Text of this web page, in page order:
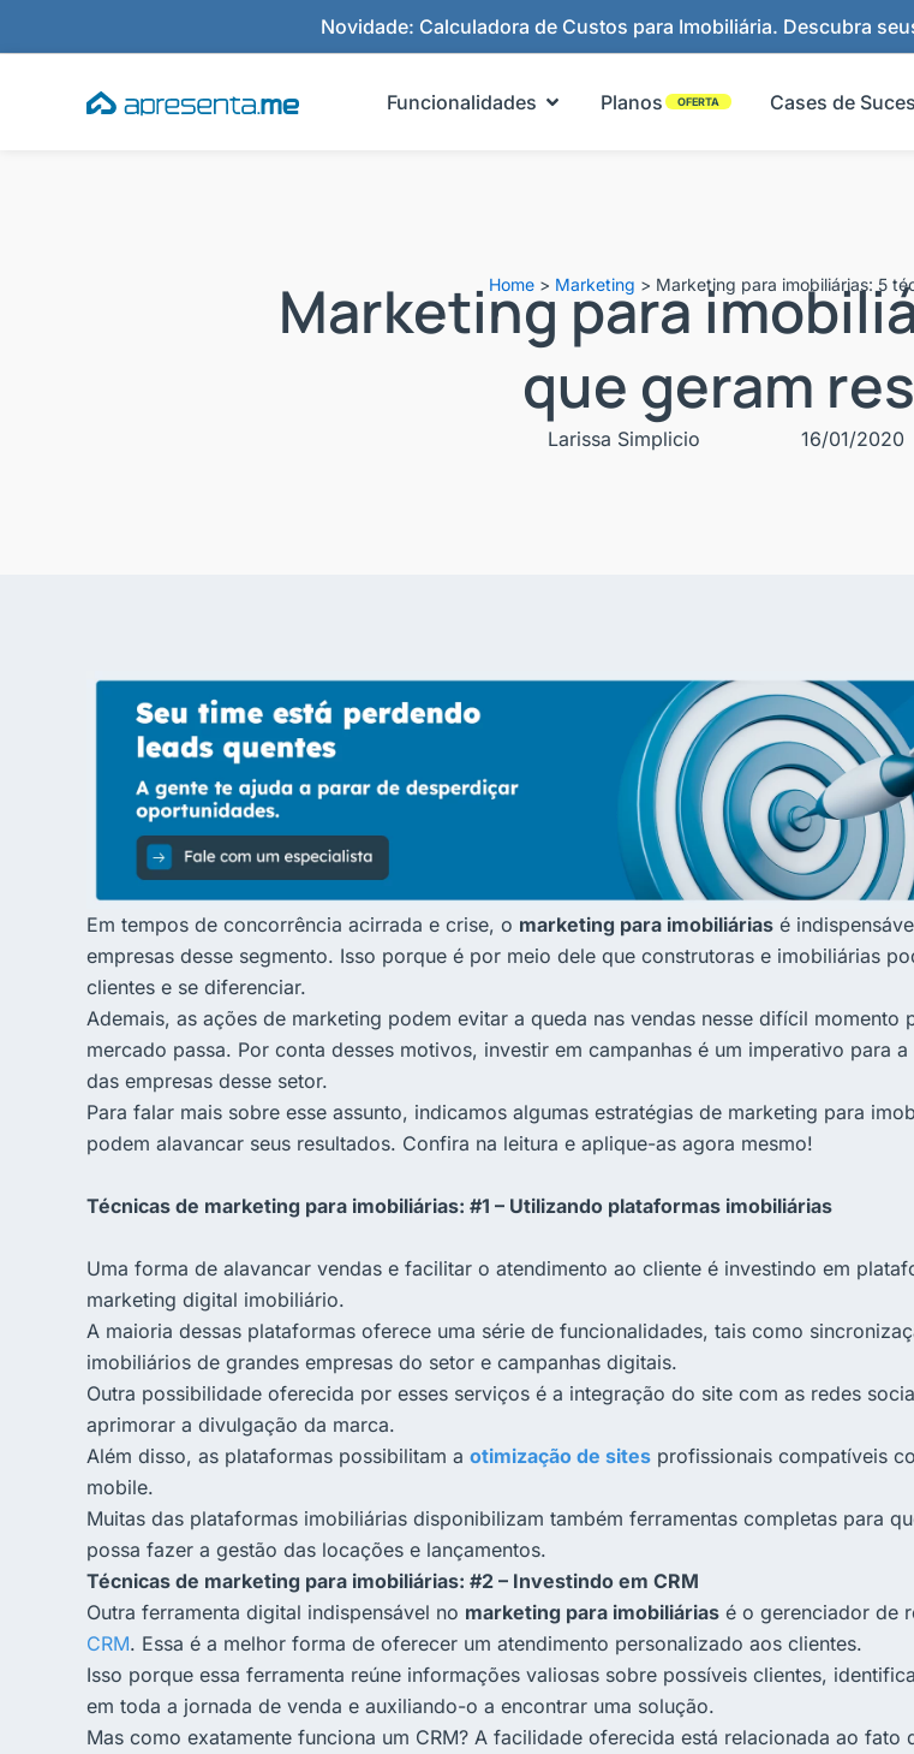
Novidade: Calculadora de Custos para Imobiliária. Descubra
Funcionalidades Abrir Funcionalidades
Planos OFERTA Cases de
Home> Marketing > Marketing para imobiliárias: 5
Marketing para
que geram
Larissa Simplicio 16/01/2020
Em tempos de concorrência acirrada e crise, o marketing para imobiliárias é
empresas desse segmento. Isso porque é por meio dele que construtoras e imobiliárias
clientes e se diferenciar.
Ademais, as ações de marketing podem evitar a queda nas vendas nesse difícil momento
mercado passa. Por conta desses motivos, investir em campanhas é um imperativo para
das empresas desse setor.
Para falar mais sobre esse assunto, indicamos algumas estratégias de marketing para
podem alavancar seus resultados. Confira na leitura e aplique-as agora mesmo!
Técnicas de marketing para imobiliárias: #1 – Utilizando plataformas imobiliárias
Uma forma de alavancar vendas e facilitar o atendimento ao cliente é investindo em
marketing digital imobiliário.
A maioria dessas plataformas oferece uma série de funcionalidades, tais como
imobiliários de grandes empresas do setor e campanhas digitais.
Outra possibilidade oferecida por esses serviços é a integração do site com as redes
aprimorar a divulgação da marca.
Além disso, as plataformas possibilitam a otimização de sites profissionais compatíveis
mobile.
Muitas das plataformas imobiliárias disponibilizam também ferramentas completas para
possa fazer a gestão das locações e lançamentos.
Técnicas de marketing para imobiliárias: #2 – Investindo em CRM
Outra ferramenta digital indispensável no marketing para imobiliárias é o gerenciador de
CRM. Essa é a melhor forma de oferecer um atendimento personalizado aos clientes.
Isso porque essa ferramenta reúne informações valiosas sobre possíveis clientes,
em toda a jornada de venda e auxiliando-o a encontrar uma solução.
Mas como exatamente funciona um CRM? A facilidade oferecida está relacionada ao fato